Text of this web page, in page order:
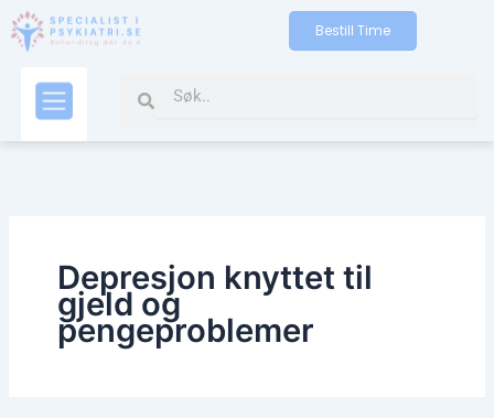
Bestill Time
Search
Depresjon knyttet til
gjeld og
pengeproblemer